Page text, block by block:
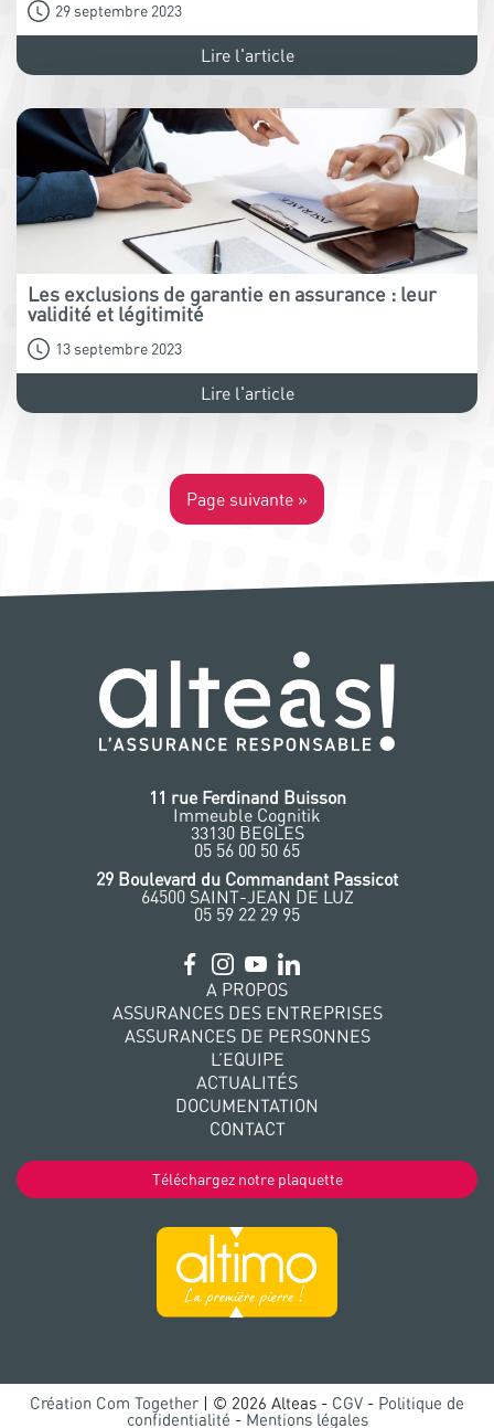
29 septembre 2023
Lire l'article
Les exclusions de garantie en assurance : leur
validité et légitimité
13 septembre 2023
Lire l'article
Page suivante »
11 rue Ferdinand Buisson
Immeuble Cognitik
33130 BEGLES
‭05 56 00 50 65
‭29 Boulevard du Commandant Passicot
64500 SAINT-JEAN DE LUZ
05 59 22 29 95
A PROPOS
ASSURANCES DES ENTREPRISES
ASSURANCES DE PERSONNES
L’EQUIPE
ACTUALITÉS
DOCUMENTATION
CONTACT
Téléchargez notre plaquette
Création Com Together | © 2026 Alteas - CGV - Politique de
confidentialité - Mentions légales